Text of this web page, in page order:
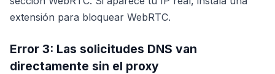
extensión para bloquear WebRTC.
Error 3: Las solicitudes DNS van
directamente sin el proxy